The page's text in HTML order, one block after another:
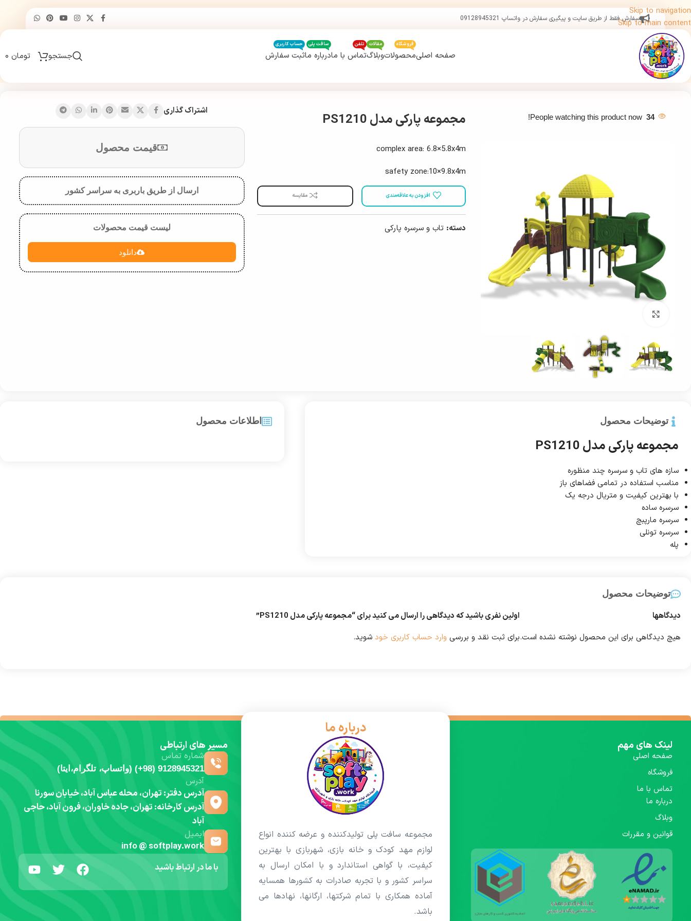
Skip to navigation
Skip to main contentسفارش فقط از طریق سایت و پیگیری سفارش در واتساپ 09128945321
صفحه اصلیمحصولات
فروشگاه
وبلاگ
مقالات
تماس با ما
تلفن
درباره ما
سافت پلی
ثبت سفارش
حساب کاربری
جستجو تومان
34
People watching this product now! مجموعه پارکی مدل PS1210
complex area: 6.8×5.8x4m
safety zone:10×9.8x4m
افزودن به علاقه‌مندی مقایسه
دسته: تاب و سرسره پارکی
اشتراک گذاری
قیمت محصول
ارسال از طریق باربری به سراسر کشور
لیست قیمت محصولات
دانلود
توضیحات محصول
مجموعه پارکی مدل PS1210
سازه های تاب و سرسره چند منظوره
مناسب استفاده در تمامی فضاهای باز
با بهترین کیفیت و متریال درجه یک
سرسره ساده
سرسره مارپبچ
سرسره تونلی
پله
اطلاعات محصول
توضیحات محصول
دیدگاهها
هیچ دیدگاهی برای این محصول نوشته نشده است.
اولین نفری باشید که دیدگاهی را ارسال می کنید برای “مجموعه پارکی مدل PS1210”
برای ثبت نقد و بررسی وارد حساب کاربری خود شوید.
لینک های مهم
صفحه اصلی
فروشگاه
تماس با ما
درباره ما
وبلاگ
قوانین و مقررات
درباره ما
مجموعه سافت پلی تولیدکننده و عرضه کننده انواع
لوازم مهد کودک و خانه بازی، شهربازی با بهترین
کیفیت، با گواهی استاندارد و با امکان ارسال به
سراسر کشور و با تجربه صادرات به کشورها همسایه
آماده همکاری با تمام شرکتها، ارگانها، نهادها می
باشد.
مسیر های ارتباطی
شماره تماس
9128945321 (98+) (واتساپ، تلگرام،ایتا)
آدرس
آدرس دفتر: تهران، محله عباس آباد، خیابان سورنا
آدرس کارخانه: تهران، جاده خاوران، فرون آباد، حاجی
آباد
ایمیل
info @ softplay.work
با ما در ارتباط باشید